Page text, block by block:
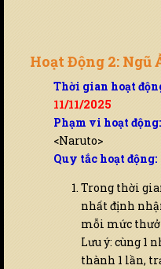
Hoạt Động 2: Ngũ
Thời gian hoạt
11/11/2025
Phạm vi hoạt
<Naruto>
Quy tắc hoạt động:
Trong thời
nhất định
mỗi mức
Lưu ý: cùng 1
thành 1 lần,